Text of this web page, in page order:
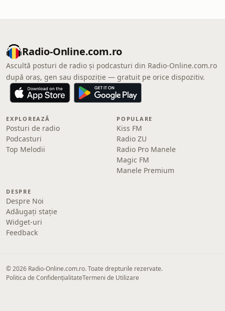
Radio-Online.com.ro
Ascultă posturi de radio și podcasturi din Radio-Online.com.ro
după oraș, gen sau dispoziție — gratuit pe orice dispozitiv.
EXPLOREAZĂ
Posturi de radio
Podcasturi
Top Melodii
POPULARE
Kiss FM
Radio ZU
Radio Pro Manele
Magic FM
Manele Premium
DESPRE
Despre Noi
Adăugați stație
Widget-uri
Feedback
© 2026 Radio-Online.com.ro. Toate drepturile rezervate.
Politica de ConfidențialitateTermeni de Utilizare